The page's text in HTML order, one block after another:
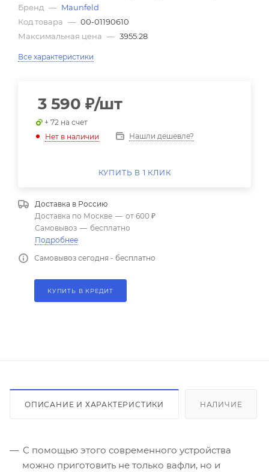
Бренд — Maunfeld
Код товара — 00-01190610
Максимальная цена — 3955.28
Все характеристики
3 590 ₽/шт
+ 72 на счет
Нет в наличии
Нашли дешевле?
КУПИТЬ В 1 КЛИК
Доставка в Россию
Доставка по Москве — от 600 ₽
Самовывоз — бесплатно
Подробнее
Самовывоз сегодня - бесплатно
КУПИТЬ В КРЕДИТ
ОПИСАНИЕ И ХАРАКТЕРИСТИКИ НАЛИЧИЕ
С помощью этого современного устройства
можно приготовить не только вафли, но и